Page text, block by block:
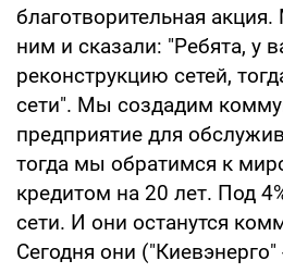
благотворительная
ним и сказали: "Ребята, у
реконструкцию сетей,
сети". Мы создадим
предприятие для
тогда мы обратимся к
кредитом на 20 лет. Под
сети. И они останутся
Сегодня они